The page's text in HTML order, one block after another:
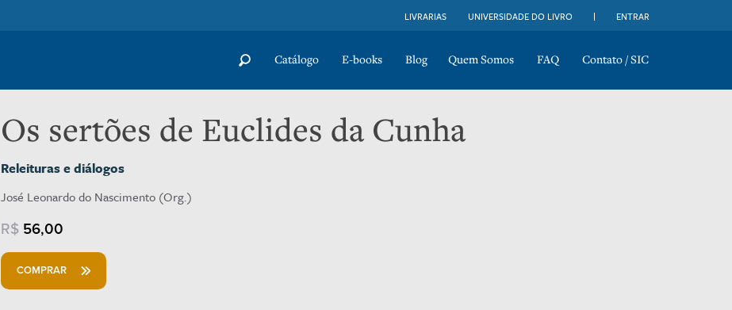
LIVRARIAS UNIVERSIDADE DO LIVRO ENTRAR
Catálogo E-books Blog Quem Somos FAQ Contato / SIC
Os sertões de Euclides da Cunha
Releituras e diálogos
José Leonardo do Nascimento (Org.)
R$ 56,00
COMPRAR